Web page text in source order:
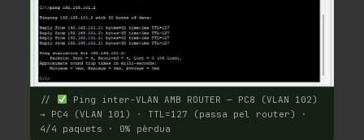
//
Ping inter-VLAN AMB ROUTER — PC8 (VLAN 102)
→ PC4 (VLAN 101) · TTL=127 (passa pel router) ·
4/4 paquets · 0% pèrdua